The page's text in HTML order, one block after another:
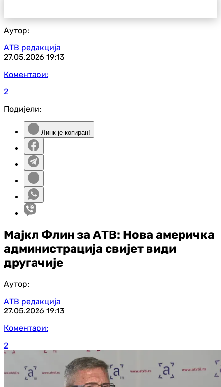
Аутор:
АТВ редакција
27.05.2026 19:13
Коментари:
2
Подијели:
Линк је копиран!
Мајкл Флин за АТВ: Нова америчка
администрација свијет види
другачије
Аутор:
АТВ редакција
27.05.2026 19:13
Коментари:
2